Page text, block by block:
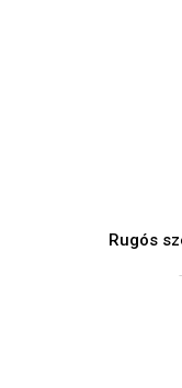
Rugós